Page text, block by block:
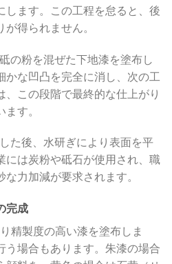
します。この工程を怠ると、後
得られません。
の粉を混ぜた下地漆を塗布し
かな凹凸を完全に消し、次の工
この段階で最終的な仕上がり
す。
た後、水研ぎにより表面を平
には炭粉や砥石が使用され、職
力加減が要求されます。
完成
精製度の高い漆を塗布しま
う場合もあります。朱漆の場合